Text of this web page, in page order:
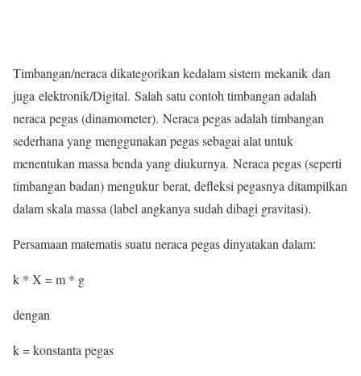
Timbangan/neraca dikategorikan kedalam sistem mekanik dan
juga elektronik/Digital. Salah satu contoh timbangan adalah
neraca pegas (dinamometer). Neraca pegas adalah timbangan
sederhana yang menggunakan pegas sebagai alat untuk
menentukan massa benda yang diukurnya. Neraca pegas (seperti
timbangan badan) mengukur berat, defleksi pegasnya ditampilkan
dalam skala massa (label angkanya sudah dibagi gravitasi).
Persamaan matematis suatu neraca pegas dinyatakan dalam:
k * X = m * g
dengan
k = konstanta pegas